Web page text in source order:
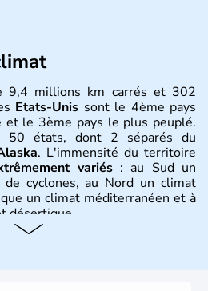
9,4 millions km carrés et 302
Etats-Unis sont le 4ème pays
et le 3ème pays le plus peuplé.
50 états, dont 2 séparés du
. L'immensité du territoire
variés: au Sud un
cyclones, au Nord un climat
un climat méditerranéen et à
désertique.